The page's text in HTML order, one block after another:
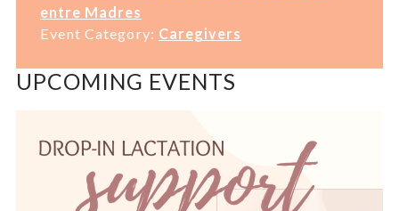
entre Madres
Event Category: Caregivers
UPCOMING EVENTS